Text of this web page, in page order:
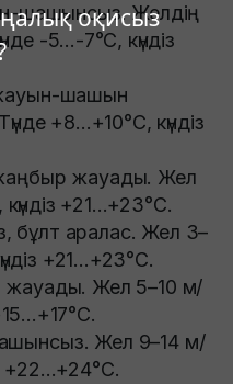
оқисыз
шашынсыз. Желдің
-5...-7°C, күндіз
шашын
+8...+10°C, күндіз
жауады. Жел
+21...+23°C.
аралас. Жел 3–
+21...+23°C.
Жел 5–10 м/
Жел 9–14 м/
+22...+24°C.